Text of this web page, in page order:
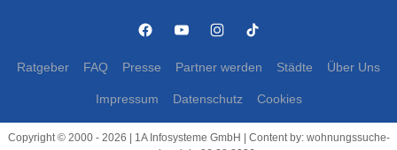
Ratgeber FAQ Presse Partner werden Städte Über Uns
Impressum Datenschutz Cookies
Copyright © 2000 - 2026 | 1A Infosysteme GmbH | Content by: wohnungssuche-